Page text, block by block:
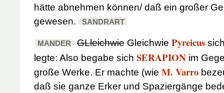
hätte abnehmen können/ daß ein großer
gewesen.
SANDRART
MANDER GLleichwie Gleichwie Pyreicus
legte: Also begabe sich SERAPION im
große Werke. Er machte (wie M. Varro
daß sie ganze Erker und Spaziergänge